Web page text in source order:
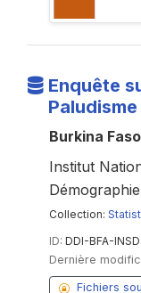
Enquête
Paludisme
Burkina
Institut
Démographie
Collection:
ID: DDI-BFA-
Dernière
Fichiers